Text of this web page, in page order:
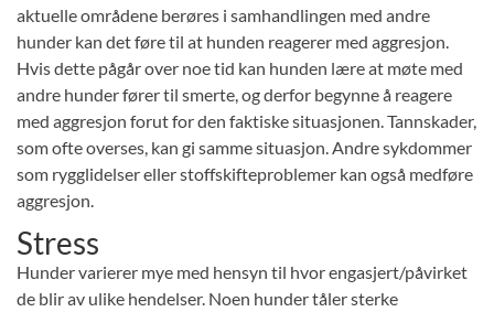
aktuelle områdene berøres i samhandlingen med andre
hunder kan det føre til at hunden reagerer med aggresjon.
Hvis dette pågår over noe tid kan hunden lære at møte med
andre hunder fører til smerte, og derfor begynne å reagere
med aggresjon forut for den faktiske situasjonen. Tannskader,
som ofte overses, kan gi samme situasjon. Andre sykdommer
som rygglidelser eller stoffskifteproblemer kan også medføre
aggresjon.
Stress
Hunder varierer mye med hensyn til hvor engasjert/påvirket
de blir av ulike hendelser. Noen hunder tåler sterke